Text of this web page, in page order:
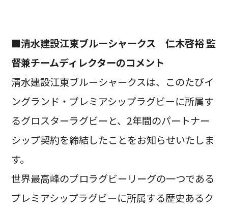
■清水建設江東ブルーシャークス 仁木啓裕 監
督兼チームディレクターのコメント
清水建設江東ブルーシャークスは、このたびイ
ングランド・プレミアシップラグビーに所属す
るグロスターラグビーと、2年間のパートナー
シップ契約を締結したことをお知らせいたしま
す。
世界最高峰のプロラグビーリーグの一つである
プレミアシップラグビーに所属する歴史あるク